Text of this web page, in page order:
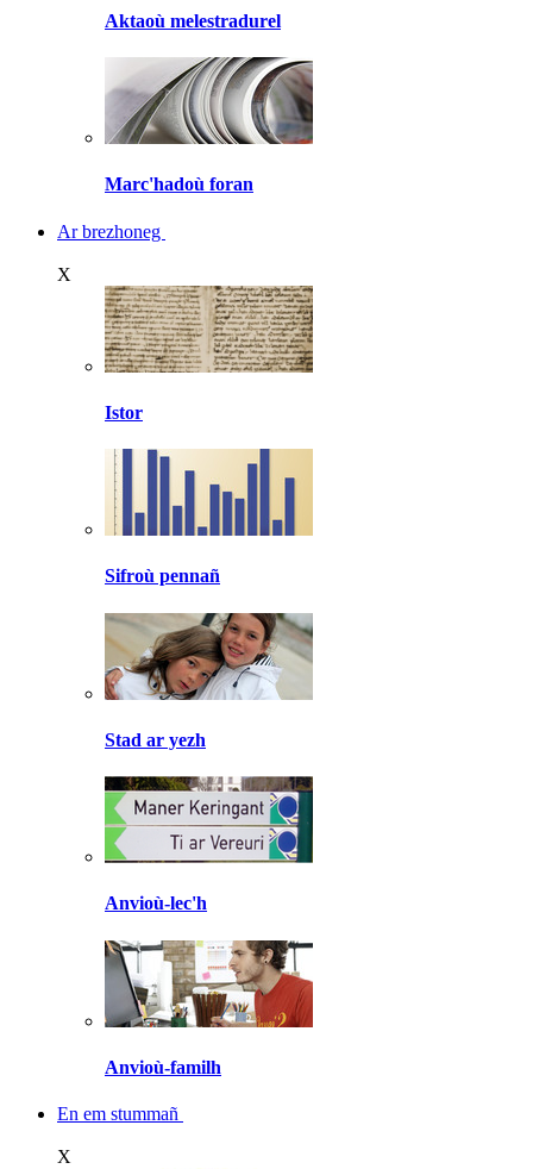
Aktaoù melestradurel
Marc'hadoù foran
Ar brezhoneg
X
Istor
Sifroù pennañ
Stad ar yezh
Anvioù-lec'h
Anvioù-familh
En em stummañ
X